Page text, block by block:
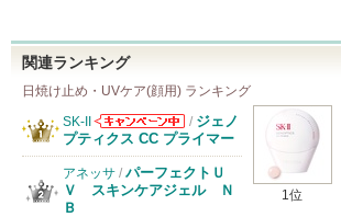
関連ランキング
日焼け止め・UVケア(顔用) ランキング
1位
SK-II
SK-IIからのお
知らせがありま
す
/ ジェノ
プティクス CC プライマー
アネッサ / パーフェクトＵ
Ｖ スキンケアジェル Ｎ
Ｂ